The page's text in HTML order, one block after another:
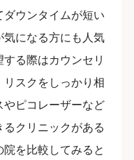
ウンタイムが短い
になる方にも人気
る際はカウンセリ
リスクをしっかり相
ピコレーザーなど
クリニックがある
を比較してみると